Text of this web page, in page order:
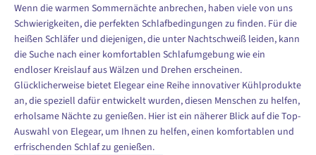
Wenn die warmen Sommernächte anbrechen, haben viele von uns
Schwierigkeiten, die perfekten Schlafbedingungen zu finden. Für die
heißen Schläfer und diejenigen, die unter Nachtschweiß leiden, kann
die Suche nach einer komfortablen Schlafumgebung wie ein
endloser Kreislauf aus Wälzen und Drehen erscheinen.
Glücklicherweise bietet Elegear eine Reihe innovativer Kühlprodukte
an, die speziell dafür entwickelt wurden, diesen Menschen zu helfen,
erholsame Nächte zu genießen. Hier ist ein näherer Blick auf die Top-
Auswahl von Elegear, um Ihnen zu helfen, einen komfortablen und
erfrischenden Schlaf zu genießen.